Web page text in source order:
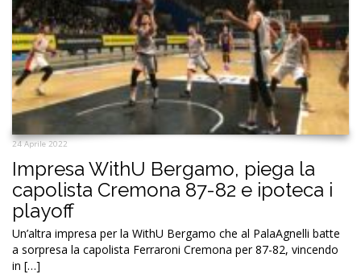
24 Aprile 2022
Impresa WithU Bergamo, piega la
capolista Cremona 87-82 e ipoteca i
playoff
Un’altra impresa per la WithU Bergamo che al PalaAgnelli batte
a sorpresa la capolista Ferraroni Cremona per 87-82, vincendo
in […]